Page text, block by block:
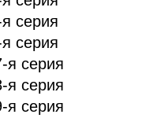
серия
серия
я серия
я серия
я серия